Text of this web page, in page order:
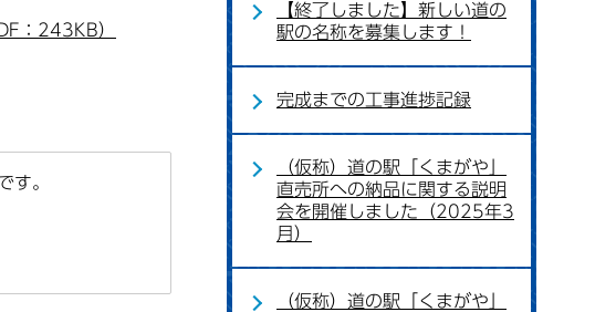
：243KB）
す。
【終了しました】新しい道の
駅の名称を募集します！
完成までの工事進捗記録
（仮称）道の駅「くまがや」
直売所への納品に関する説明
会を開催しました（2025年3
月）
（仮称）道の駅「くまがや」